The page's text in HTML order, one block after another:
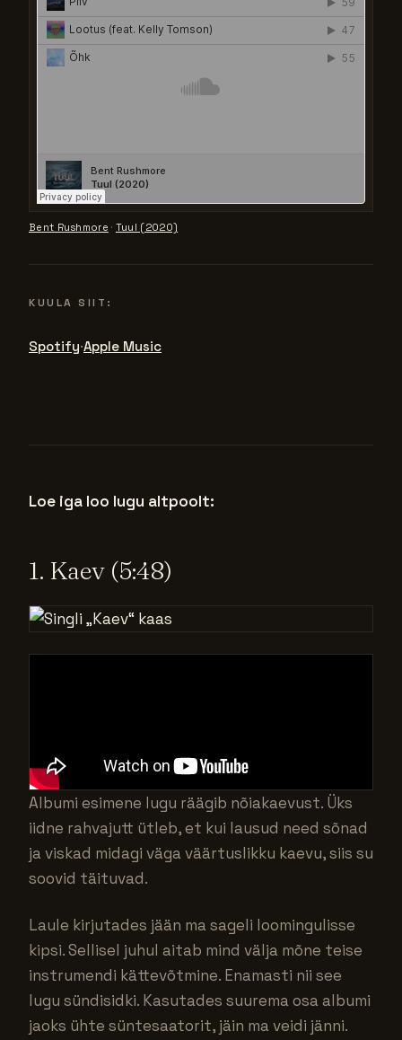
Bent Rushmore · Tuul (2020)
KUULA SIIT:
Spotify Apple Music
Loe iga loo lugu altpoolt:
1. Kaev (5:48)
Albumi esimene lugu räägib nõiakaevust. Üks
iidne rahvajutt ütleb, et kui lausud need sõnad
ja viskad midagi väga väärtuslikku kaevu, siis su
soovid täituvad.
Laule kirjutades jään ma sageli loomingulisse
kipsi. Sellisel juhul aitab mind välja mõne teise
instrumendi kättevõtmine. Enamasti nii see
lugu sündisidki. Kasutades suurema osa albumi
jaoks ühte süntesaatorit, jäin ma veidi jänni.